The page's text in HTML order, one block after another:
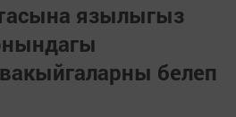
язылыгыз
белеп